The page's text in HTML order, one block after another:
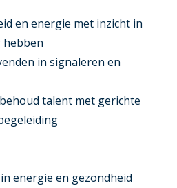
en energie met inzicht in
in signaleren en
talent met gerichte
energie en gezondheid